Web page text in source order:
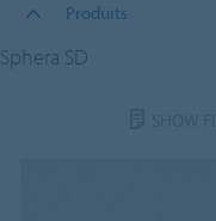
Produits
Sphera SD